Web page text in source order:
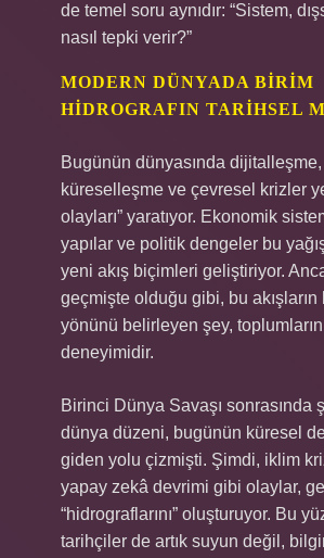
de temel soru aynıdır: “Sistem,
nasıl tepki verir?”
MODERN DÜNYADA BIRIM
HIDROGRAFIN TARIHSEL
Bugünün dünyasında dijitalleşme,
küreselleşme ve çevresel krizler
olayları” yaratıyor. Ekonomik
yapılar ve politik dengeler bu
yeni akış biçimleri geliştiriyor.
geçmişte olduğu gibi, bu akışların
yönünü belirleyen şey,
deneyimidir.
Birinci Dünya Savaşı sonrasında
dünya düzeni, bugünün küresel
giden yolu çizmişti. Şimdi, iklim
yapay zekâ devrimi gibi olaylar,
“hidrograflarını” oluşturuyor. Bu
tarihçiler de artık suyun değil,